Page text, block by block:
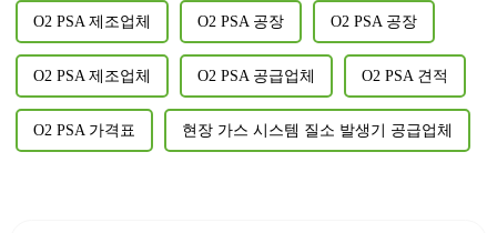
O2 PSA 제조업체 O2 PSA 공장 O2 PSA 공장
O2 PSA 제조업체 O2 PSA 공급업체 O2 PSA 견적
O2 PSA 가격표 현장 가스 시스템 질소 발생기 공급업체